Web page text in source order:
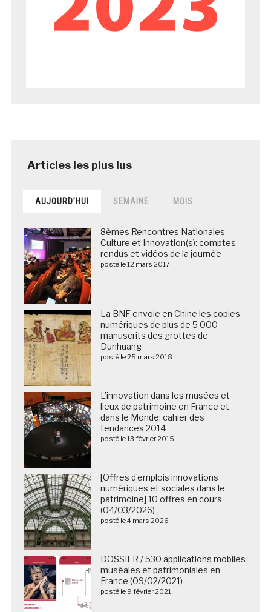
AUJOURD’HUI SEMAINE MOIS
8èmes Rencontres Nationales
Culture et Innovation(s): comptes-
rendus et vidéos de la journée
posté le 12 mars 2017
La BNF envoie en Chine les copies
numériques de plus de 5 000
manuscrits des grottes de
Dunhuang
posté le 25 mars 2018
L’innovation dans les musées et
lieux de patrimoine en France et
dans le Monde: cahier des
tendances 2014
posté le 13 février 2015
[Offres d’emplois innovations
numériques et sociales dans le
patrimoine] 10 offres en cours
(04/03/2026)
posté le 4 mars 2026
DOSSIER / 530 applications mobiles
muséales et patrimoniales en
France (09/02/2021)
posté le 9 février 2021